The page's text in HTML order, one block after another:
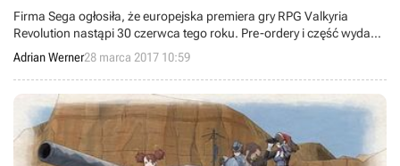
Firma Sega ogłosiła, że europejska premiera gry RPG Valkyria
Revolution nastąpi 30 czerwca tego roku. Pre-ordery i część wydań
premierowych zawierać będą płytę z soundtrackiem.
Adrian Werner28 marca 2017 10:59